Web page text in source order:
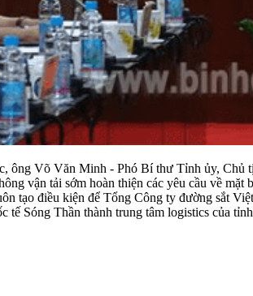
ông Võ Văn Minh - Phó Bí thư Tỉnh ủy,
vận tải sớm hoàn thiện các yêu cầu về
tạo điều kiện để Tổng Công ty đường sắt
tế Sóng Thần thành trung tâm logistics của